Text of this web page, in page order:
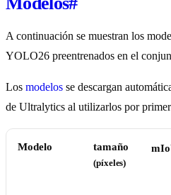
A continuación se muestran los
YOLO26 preentrenados en el
Los modelos se descargan
de Ultralytics al utilizarlos por
Modelo tamaño
(píxeles)